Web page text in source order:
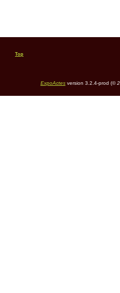
Top
ExpoActesversion 3.2.4-prod (©